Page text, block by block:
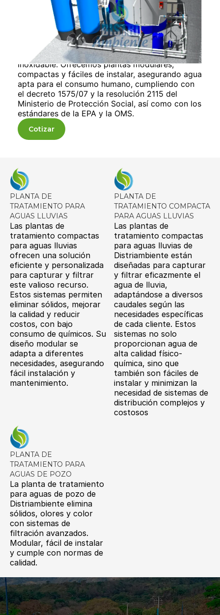
Las plantas de tratamiento de agua potable
(PTAP) en Colombia se diseñan según las
características físico-químicas del agua.
Dependiendo del caudal y los resultados,
elegimos los materiales más eficientes para su
fabricación, desde polyglass hasta acero
inoxidable. Ofrecemos plantas modulares,
compactas y fáciles de instalar, asegurando agua
apta para el consumo humano, cumpliendo con
el decreto 1575/07 y la resolución 2115 del
Ministerio de Protección Social, así como con los
estándares de la EPA y la OMS.
Cotizar
PLANTA DE
TRATAMIENTO PARA
AGUAS LLUVIAS
Las plantas de
tratamiento compactas
para aguas lluvias
ofrecen una solución
eficiente y personalizada
para capturar y filtrar
este valioso recurso.
Estos sistemas permiten
eliminar sólidos, mejorar
la calidad y reducir
costos, con bajo
consumo de químicos. Su
diseño modular se
adapta a diferentes
necesidades, asegurando
fácil instalación y
mantenimiento.
PLANTA DE
TRATAMIENTO COMPACTA
PARA AGUAS LLUVIAS
Las plantas de
tratamiento compactas
para aguas lluvias de
Distriambiente están
diseñadas para capturar
y filtrar eficazmente el
agua de lluvia,
adaptándose a diversos
caudales según las
necesidades específicas
de cada cliente. Estos
sistemas no solo
proporcionan agua de
alta calidad físico-
química, sino que
también son fáciles de
instalar y minimizan la
necesidad de sistemas de
distribución complejos y
costosos
PLANTA DE
TRATAMIENTO PARA
AGUAS DE POZO
La planta de tratamiento
para aguas de pozo de
Distriambiente elimina
sólidos, olores y color
con sistemas de
filtración avanzados.
Modular, fácil de instalar
y cumple con normas de
calidad​.